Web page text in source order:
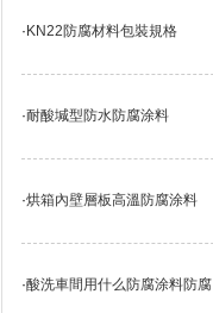
·KN22防腐材料包裝規格
·耐酸堿型防水防腐涂料
·烘箱內壁層板高溫防腐涂料
·酸洗車間用什么防腐涂料防腐